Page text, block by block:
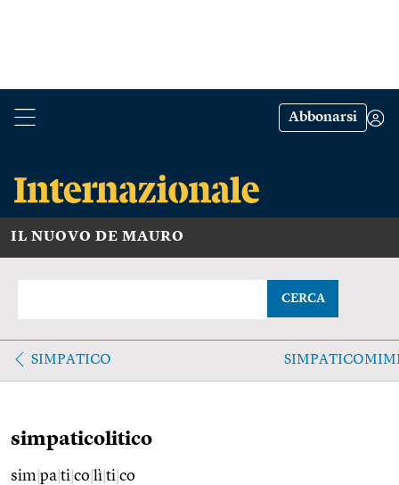
Abbonarsi
IL NUOVO DE MAURO
CERCA
SIMPATICO
simpaticolitico
sim pa ti co lì ti co